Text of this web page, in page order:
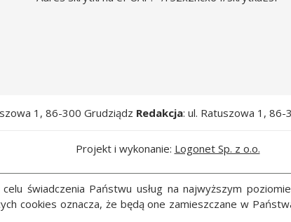
1, 86-300 Grudziądz Redakcja: ul. Ratuszowa 1, 86-
Projekt i wykonanie: Logonet Sp. z o.o.
świadczenia Państwu usług na najwyższym
cookies oznacza, że będą one zamieszczane w